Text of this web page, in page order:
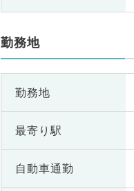
勤務地
勤務地
最寄り駅
自動車通勤